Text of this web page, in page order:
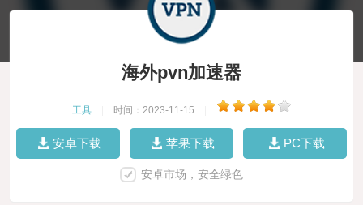
海外pvn加速器
工具 时间：2023-11-15
安卓下载 苹果下载 PC下载
安卓市场，安全绿色